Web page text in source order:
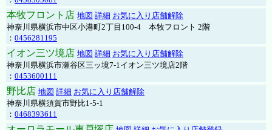
本牧フロント店 地図 詳細 お気に入り店舗解除
神奈川県横浜市中区小港町2丁目100-4 本牧フロント 2階
： 0456281195
イオン三ツ境店 地図 詳細 お気に入り店舗解除
神奈川県横浜市瀬谷区三ッ境7-1イオン三ツ境店2階
： 0453600111
野比店 地図 詳細 お気に入り店舗解除
神奈川県横須賀市野比1-5-1
： 0468393611